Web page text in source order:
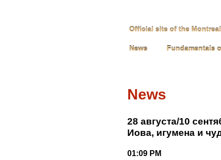
Official site of the
News Fundamentals
News
28 августа/10
Иова, игумена и
01:09 PM